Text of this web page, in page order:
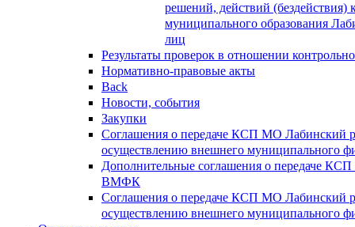
решений, действий (бездействия)
муниципального образования
лиц
Результаты проверок в отношении
Нормативно-правовые акты
Back
Новости, события
Закупки
Соглашения о передаче КСП МО Лабинский
осуществлению внешнего муниципального
Дополнительные соглашения о передаче
ВМФК
Соглашения о передаче КСП МО Лабинский
осуществлению внешнего муниципального